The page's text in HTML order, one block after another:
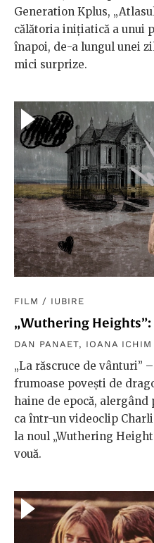
Generation Kplus,
călătoria inițiatică a unui
înapoi, de-a lungul unei
mici surprize.
FILM / IUBIRE
„Wuthering
DAN PANAET, IOANA ICHIM
„La răscruce de vânturi”
frumoase povești de
haine de epocă, alergând
ca într-un videoclip
la noul „Wuthering
vouă.